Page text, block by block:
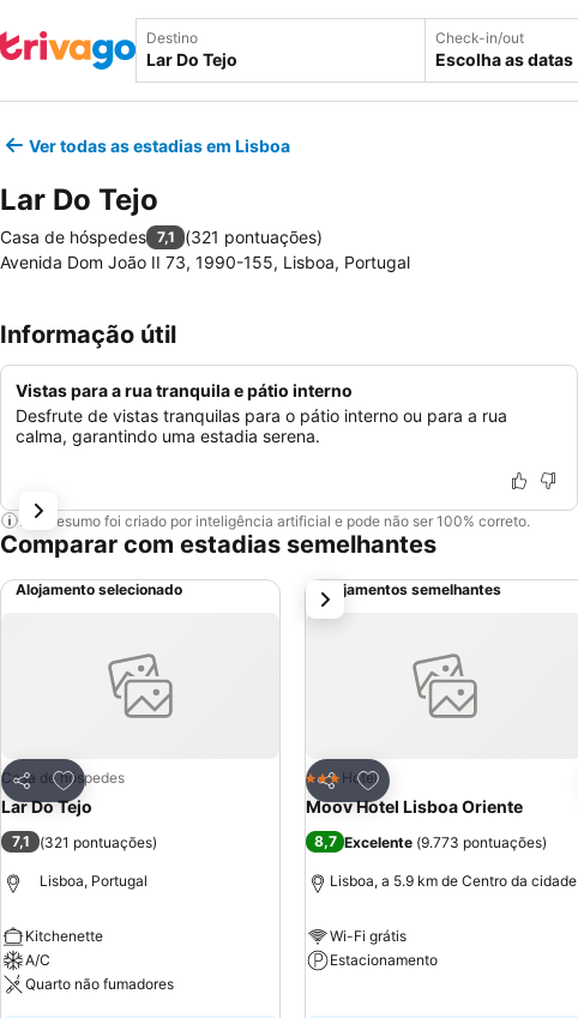
Destino Check-in/out
Escolha as datas
Ver todas as estadias em Lisboa
Lar Do Tejo
Casa de hóspedes 7,1 (321 pontuações)
Avenida Dom João II 73, 1990-155, Lisboa, Portugal
Informação útil
Vistas para a rua tranquila e pátio interno
Desfrute de vistas tranquilas para o pátio interno ou para a rua
calma, garantindo uma estadia serena.
Este resumo foi criado por inteligência artificial e pode não ser 100% correto.
Comparar com estadias semelhantes
Alojamento selecionado
Partilhar
Adicionar aos favoritos
Casa de hóspedes
Lar Do Tejo
7,1 (321 pontuações)
Lisboa, Portugal
Kitchenette
A/C
Quarto não fumadores
Alojamentos semelhantes
Partilhar
Adicionar aos favoritos
3 Estrelas
Hotel
Moov Hotel Lisboa Oriente
8,7 Excelente (9.773 pontuações)
Lisboa, a 5.9 km de Centro da cidade
Wi-Fi grátis
Estacionamento
próximo